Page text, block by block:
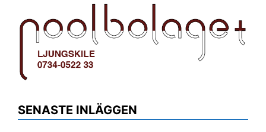
SENASTE INLÄGGEN